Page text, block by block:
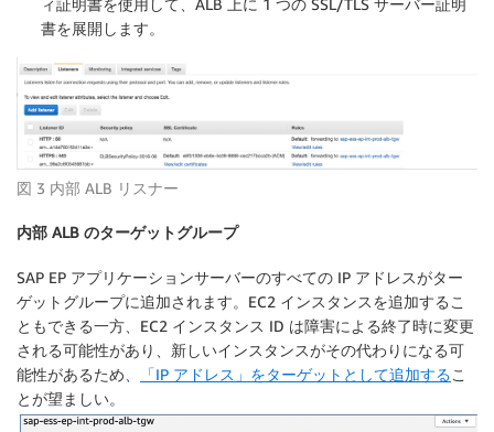
ィ証明書を使用して、ALB 上に 1 つの SSL/TLS サーバー証明
書を展開します。
図 3 内部 ALB リスナー
内部 ALB のターゲットグループ
SAP EP アプリケーションサーバーのすべての IP アドレスがター
ゲットグループに追加されます。EC2 インスタンスを追加するこ
ともできる一方、EC2 インスタンス ID は障害による終了時に変更
される可能性があり、新しいインスタンスがその代わりになる可
能性があるため、
「IP アドレス」をターゲットとして追加するこ
とが望ましい。